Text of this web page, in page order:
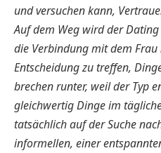
und versuchen kann,
Auf dem Weg wird der
die Verbindung mit dem Frau
Entscheidung zu treffen,
brechen runter, weil der Typ
gleichwertig Dinge im
tatsächlich auf der Suche
informellen, einer